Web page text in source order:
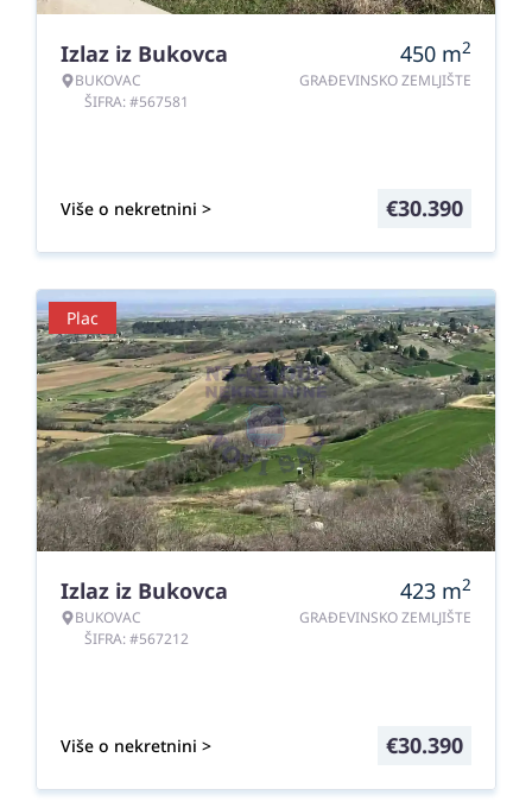
Izlaz iz Bukovca
BUKOVAC
ŠIFRA: #567581
450 m2
GRAĐEVINSKO ZEMLJIŠTE
Više o nekretnini > €30.390
Plac
Izlaz iz Bukovca
BUKOVAC
ŠIFRA: #567212
423 m2
GRAĐEVINSKO ZEMLJIŠTE
Više o nekretnini > €30.390